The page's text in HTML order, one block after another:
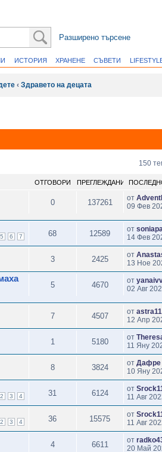
Разширено търсене
ИСТОРИЯ ХРАНЕНЕ СЪВЕТИ
‹ Здравето на децата
150
ОТГОВОРИ ПРЕГЛЕЖДАНИЯ
0 137261 от
09 Фев
5 6 7 68 12589 от
14 Фев
3 2425 от
13 Ное
5 4670 от
02 Авг
7 4507 отastra11
12 Апр
1 5180 от
11 Яну
8 3824 отДафре
10 Яну
2 3 4 31 6124 от
11 Авг
2 3 4 36 15575 от
11 Авг
4 6611 от
20 Май